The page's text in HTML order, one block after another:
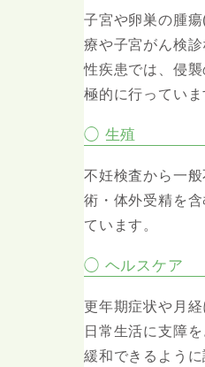
子宮や卵巣の腫
療や子宮がん検
性疾患では、侵
極的に行っていま
◯ 生殖
不妊検査から一
術・体外受精を
ています。
◯ ヘルスケア
更年期症状や月
日常生活に支障
緩和できるように